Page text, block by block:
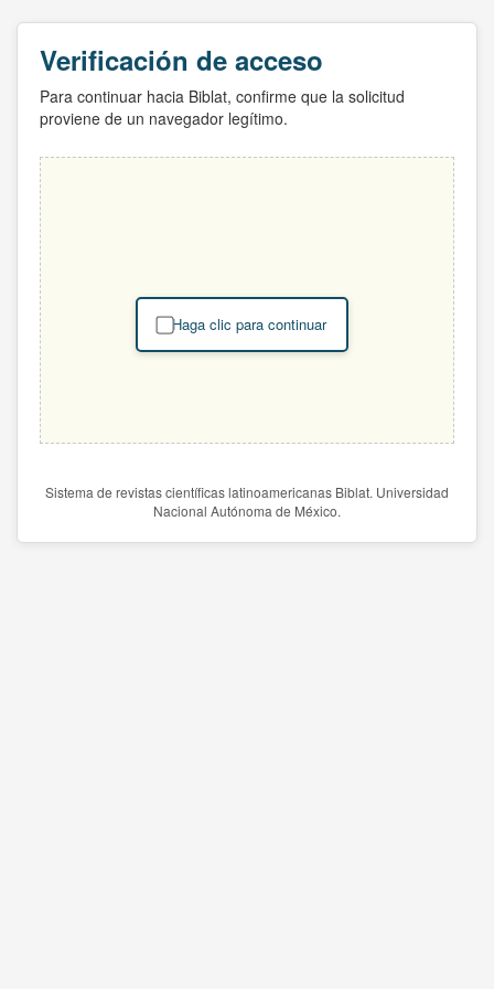
Verificación de acceso
Para continuar hacia Biblat, confirme que la solicitud
proviene de un navegador legítimo.
Haga clic para continuar
Sistema de revistas científicas latinoamericanas Biblat. Universidad
Nacional Autónoma de México.